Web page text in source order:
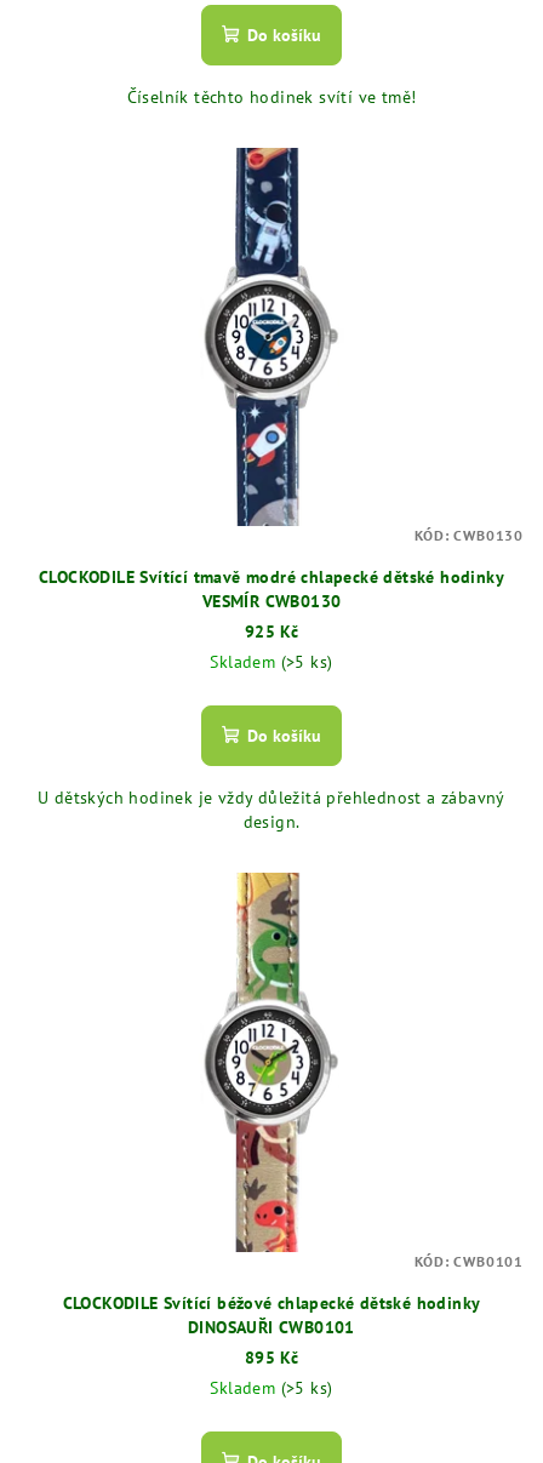
Do košíku
Číselník těchto hodinek svítí ve tmě!
CLOCKODILE Svítící tmavě modré chlapecké dětské hodinky
VESMÍR CWB0130
925 Kč
Skladem (>5 ks)
Do košíku
U dětských hodinek je vždy důležitá přehlednost a zábavný
design.
KÓD:CWB0130
CLOCKODILE Svítící béžové chlapecké dětské hodinky
DINOSAUŘI CWB0101
895 Kč
Skladem (>5 ks)
KÓD:CWB0101